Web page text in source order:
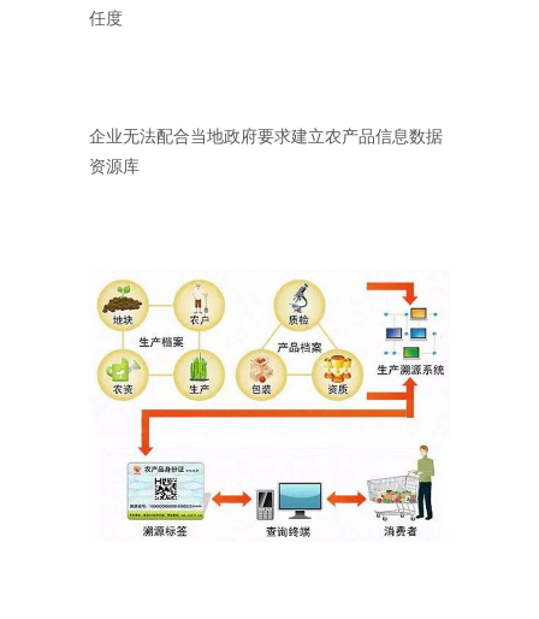
任度
企业无法配合当地政府要求建立农产品信息数据
资源库